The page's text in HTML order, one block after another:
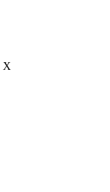
X